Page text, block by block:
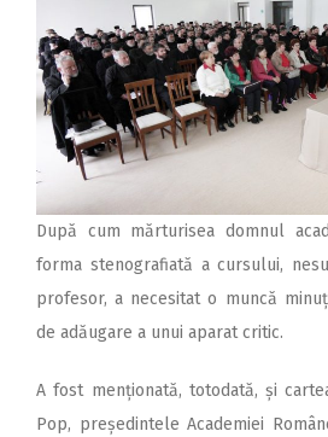
După cum mărturisea domnul
forma stenografiată a cursului,
profesor, a necesitat o muncă
de adăugare a unui aparat critic.
A fost menționată, totodată, și
Pop, președintele Academiei